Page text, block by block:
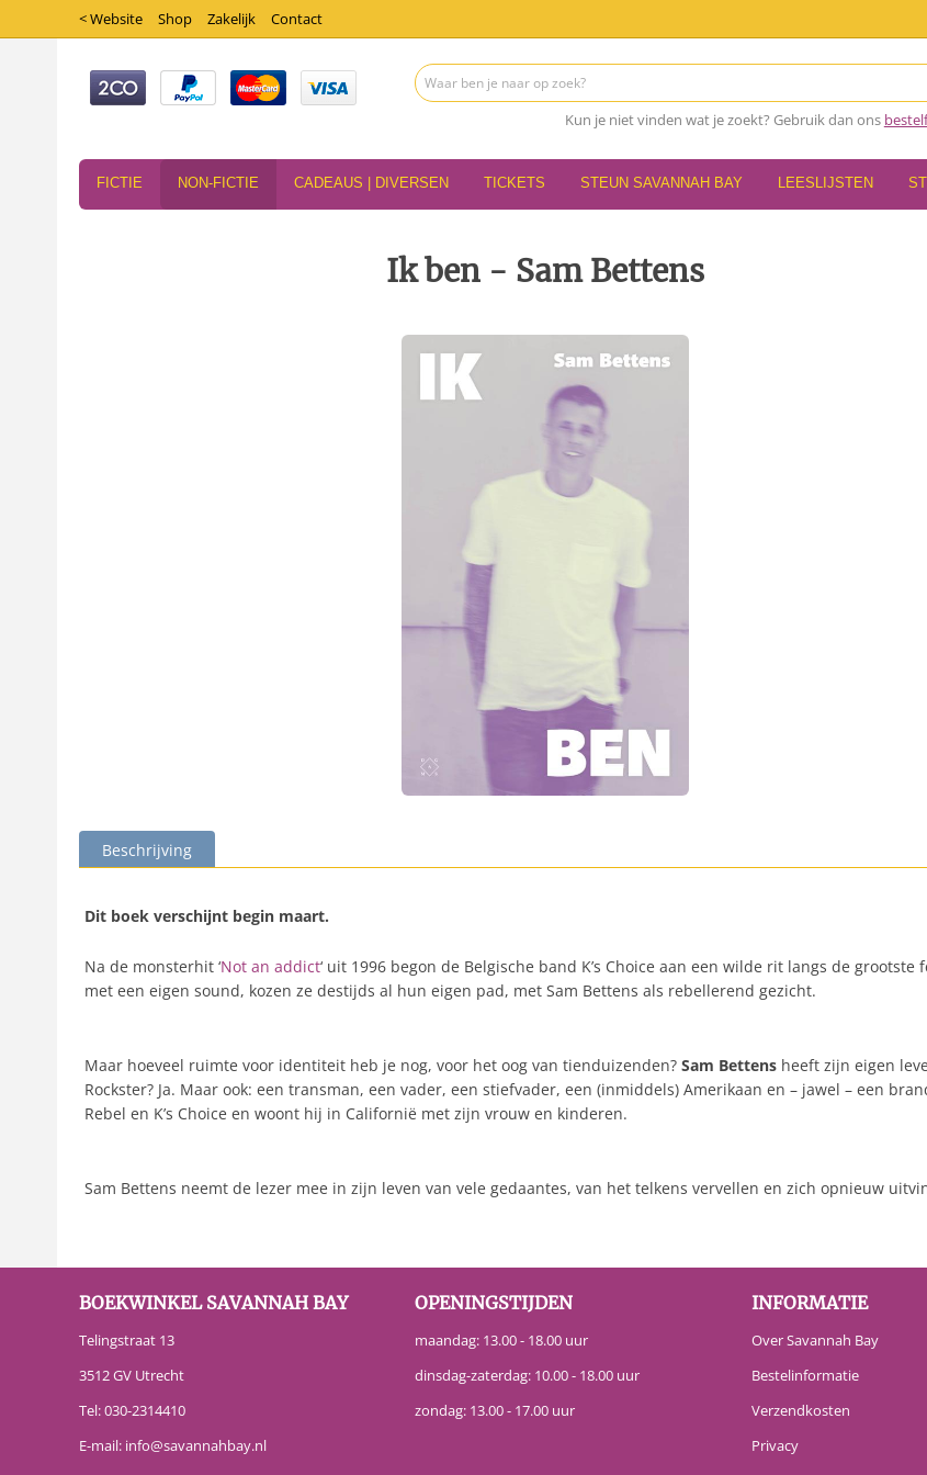
< Website Shop Zakelijk Contact
Kun je niet vinden wat je zoekt? Gebruik dan ons
FICTIE NON-FICTIE CADEAUS | DIVERSEN TICKETS STEUN SAVANNAH BAY LEESLIJSTEN
Ik ben - Sam Bettens
Beschrijving
Dit boek verschijnt begin maart.
Na de monsterhit ‘Not an addict‘ uit 1996 begon de Belgische band K’s Choice aan een wilde rit langs de
met een eigen sound, kozen ze destijds al hun eigen pad, met Sam Bettens als rebellerend gezicht.
Maar hoeveel ruimte voor identiteit heb je nog, voor het oog van tienduizenden? Sam Bettens heeft zijn eigen
Rockster? Ja. Maar ook: een transman, een vader, een stiefvader, een (inmiddels) Amerikaan en – jawel – een
Rebel en K’s Choice en woont hij in Californië met zijn vrouw en kinderen.
Sam Bettens neemt de lezer mee in zijn leven van vele gedaantes, van het telkens vervellen en zich opnieuw
BOEKWINKEL SAVANNAH BAY
Telingstraat 13
3512 GV Utrecht
Tel:030-2314410
E-mail: info@savannahbay.nl
OPENINGSTIJDEN
maandag: 13.00 - 18.00 uur
dinsdag-zaterdag: 10.00 - 18.00 uur
zondag: 13.00 - 17.00 uur
INFORMATIE
Over Savannah Bay
Bestelinformatie
Verzendkosten
Privacy